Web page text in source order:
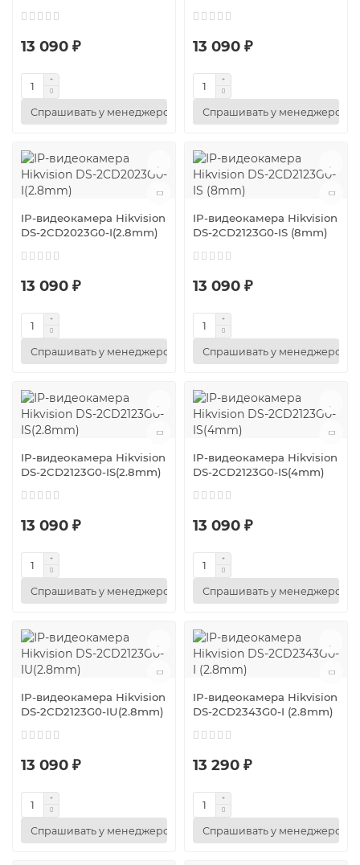
13 090 ₽
Спрашивать у менеджеров
13 090 ₽
Спрашивать у менеджеров
IP-видеокамера Hikvision
DS-2CD2023G0-I(2.8mm)
13 090 ₽
Спрашивать у менеджеров
IP-видеокамера Hikvision
DS-2CD2123G0-IS (8mm)
13 090 ₽
Спрашивать у менеджеров
IP-видеокамера Hikvision
DS-2CD2123G0-IS(2.8mm)
13 090 ₽
Спрашивать у менеджеров
IP-видеокамера Hikvision
DS-2CD2123G0-IS(4mm)
13 090 ₽
Спрашивать у менеджеров
IP-видеокамера Hikvision
DS-2CD2123G0-IU(2.8mm)
13 090 ₽
Спрашивать у менеджеров
IP-видеокамера Hikvision
DS-2CD2343G0-I (2.8mm)
13 290 ₽
Спрашивать у менеджеров